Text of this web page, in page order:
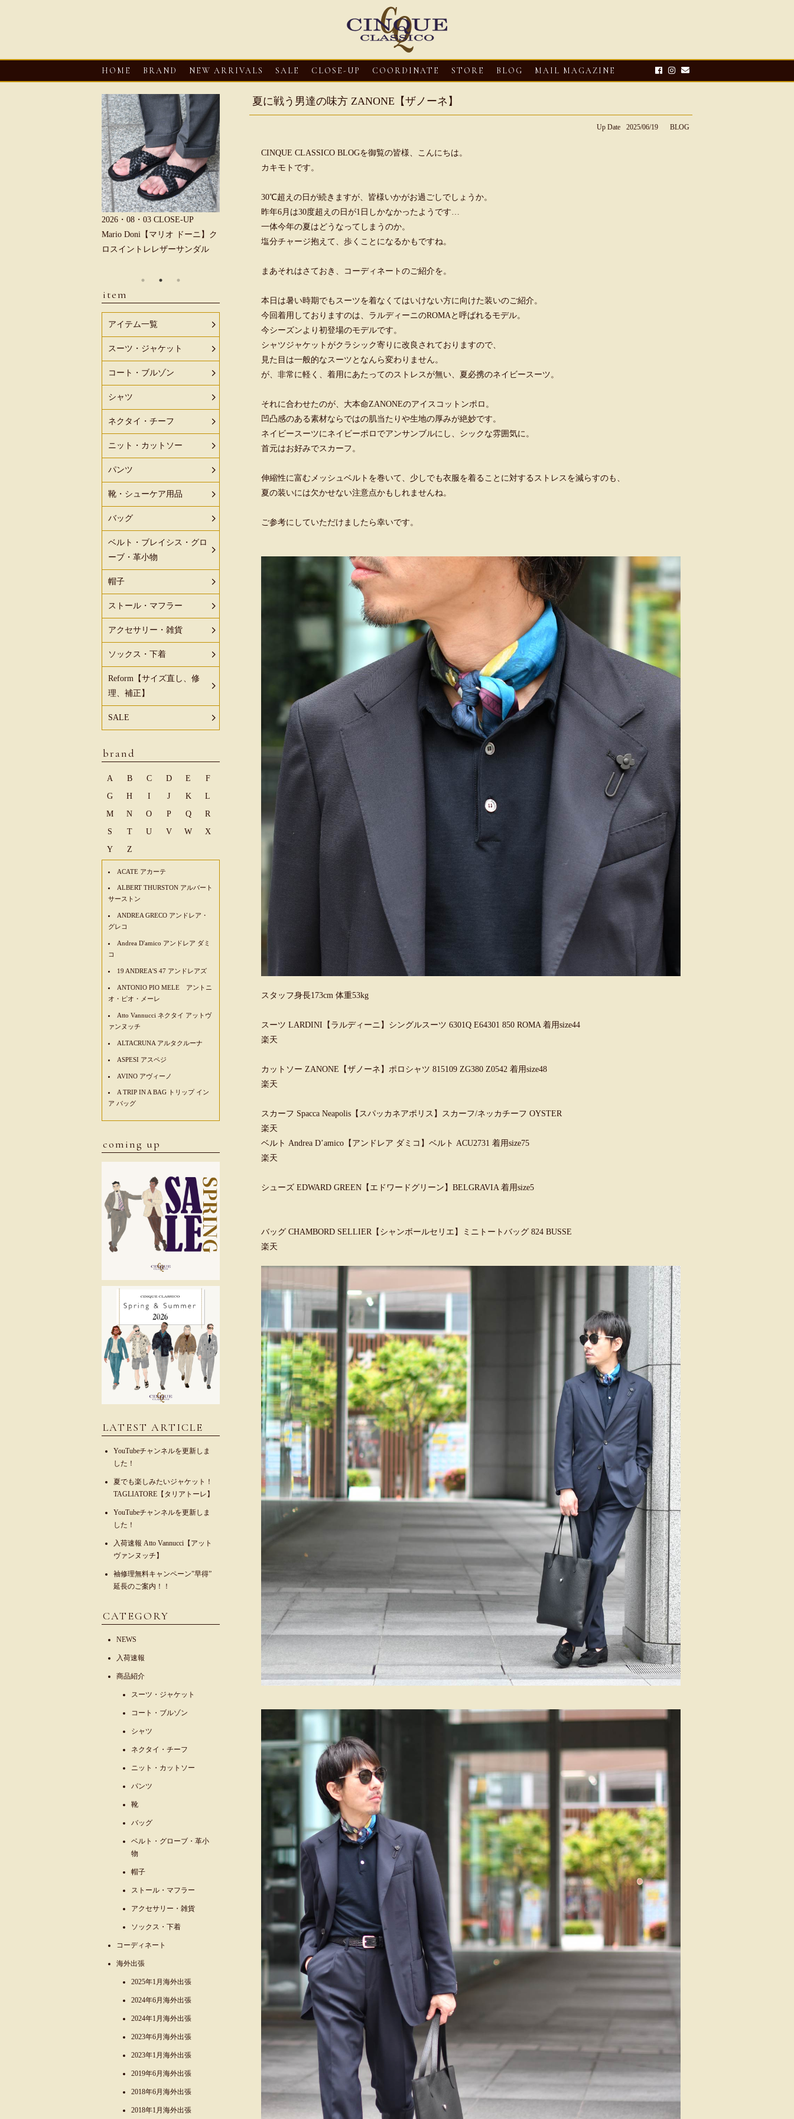
HOME BRAND NEW ARRIVALS SALE CLOSE-UP COORDINATE STORE BLOG MAIL MAGAZINE
夏に戦う男達の味方 ZANONE【ザノーネ】
Up Date 2025/06/19 BLOG
CINQUE CLASSICO BLOGを御覧の皆様、こんにちは。
カキモトです。
30℃超えの日が続きますが、皆様いかがお過ごしでしょうか。
昨年6月は30度超えの日が1日しかなかったようです…
一体今年の夏はどうなってしまうのか。
塩分チャージ抱えて、歩くことになるかもですね。
まあそれはさておき、コーディネートのご紹介を。
本日は暑い時期でもスーツを着なくてはいけない方に向けた装いのご紹介。
今回着用しておりますのは、ラルディーニのROMAと呼ばれるモデル。
今シーズンより初登場のモデルです。
シャツジャケットがクラシック寄りに改良されておりますので、
見た目は一般的なスーツとなんら変わりません。
が、非常に軽く、着用にあたってのストレスが無い、夏必携のネイビースーツ。
それに合わせたのが、大本命ZANONEのアイスコットンポロ。
凹凸感のある素材ならではの肌当たりや生地の厚みが絶妙です。
ネイビースーツにネイビーポロでアンサンブルにし、シックな雰囲気に。
首元はお好みでスカーフ。
伸縮性に富むメッシュベルトを巻いて、少しでも衣服を着ることに対するストレスを減らすのも、
夏の装いには欠かせない注意点かもしれませんね。
ご参考にしていただけましたら幸いです。
スタッフ身長173cm 体重53kg
スーツ LARDINI【ラルディーニ】シングルスーツ 6301Q E64301 850 ROMA 着用size44
楽天
カットソー ZANONE【ザノーネ】ポロシャツ 815109 ZG380 Z0542 着用size48
楽天
スカーフ Spacca Neapolis【スパッカネアポリス】スカーフ/ネッカチーフ OYSTER
楽天
ベルト Andrea D’amico【アンドレア ダミコ】ベルト ACU2731 着用size75
楽天
シューズ EDWARD GREEN【エドワードグリーン】BELGRAVIA 着用size5
バッグ CHAMBORD SELLIER【シャンボールセリエ】ミニトートバッグ 824 BUSSE
楽天
2026・08・03 CLOSE-UP
Mario Doni【マリオ ドーニ】オ
ープントゥミュール レザーサン
CLOSE-UP
Mario Doni【マリオ ドーニ】ク
ロスイントレレザーサンダル
item
アイテム一覧
スーツ・ジャケット
コート・ブルゾン
シャツ
ネクタイ・チーフ
ニット・カットソー
パンツ
靴・シューケア用品
バッグ
ベルト・ブレイシス・グロ
ーブ・革小物
帽子
ストール・マフラー
アクセサリー・雑貨
ソックス・下着
Reform【サイズ直し、修
理、補正】
SALE
brand
A B C D E
F
G
H I J K
L
M
N O P Q
R
S
T U V W
X
Y
Z
ACATE アカーテ
ALBERT THURSTON アルバート
サーストン
ANDREA GRECO アンドレア・
グレコ
Andrea D'amico アンドレア ダミ
コ
19 ANDREA'S 47 アンドレアズ
ANTONIO PIO MELE アントニ
オ・ピオ・メーレ
Atto Vannucci ネクタイ アットヴ
ァンヌッチ
ALTACRUNA アルタクルーナ
ASPESI アスペジ
AVINO アヴィーノ
A TRIP IN A BAG トリップ イン
ア バッグ
coming up
LATEST ARTICLE
YouTubeチャンネルを更新しま
した！
夏でも楽しみたいジャケット！
TAGLIATORE【タリアトーレ】
YouTubeチャンネルを更新しま
した！
入荷速報 Atto Vannucci【アット
ヴァンヌッチ】
袖修理無料キャンペーン”早得”
延長のご案内！！
CATEGORY
NEWS
入荷速報
商品紹介
スーツ・ジャケット
コート・ブルゾン
シャツ
ネクタイ・チーフ
ニット・カットソー
パンツ
靴
バッグ
ベルト・グローブ・革小
物
帽子
ストール・マフラー
アクセサリー・雑貨
ソックス・下着
コーディネート
海外出張
2025年1月海外出張
2024年6月海外出張
2024年1月海外出張
2023年6月海外出張
2023年1月海外出張
2019年6月海外出張
2018年6月海外出張
2018年1月海外出張